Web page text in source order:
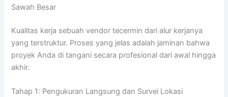
Sawah Besar
Kualitas kerja sebuah vendor tecermin dari alur kerjanya
yang terstruktur. Proses yang jelas adalah jaminan bahwa
proyek Anda di tangani secara profesional dari awal hingga
akhir.
Tahap 1: Pengukuran Langsung dan Survei Lokasi